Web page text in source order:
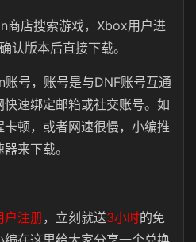
商店搜索游戏，Xbox用户进
版本后直接下载‌。
号，账号是与DNF账号互通
速绑定邮箱或社交账号‌。如
顿，或者网速很慢，小编推
来下载。
户注册，立刻就送3小时的免